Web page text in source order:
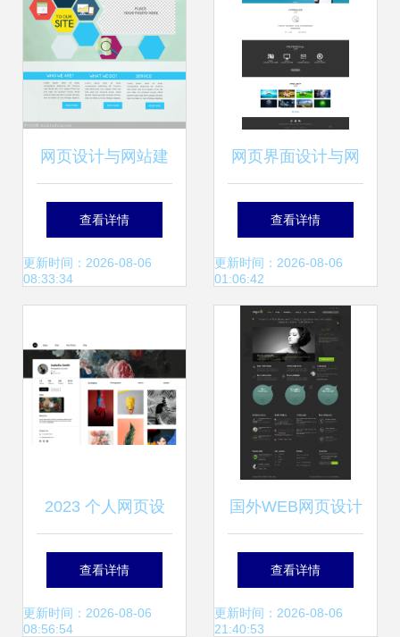
网页设计与网站建
设 构筑数字时代的
基石
查看详情
更新时间：2026-08-06
08:33:34
网页界面设计与网
站建设 从蓝图到卓
越用户体验
查看详情
更新时间：2026-08-06
01:06:42
2023 个人网页设
计作品合辑 为网络
工程注入灵感电能
查看详情
更新时间：2026-08-06
08:56:54
国外WEB网页设计
精选（6） 探索界
面美学与用户体验
查看详情
更新时间：2026-08-06
21:40:53